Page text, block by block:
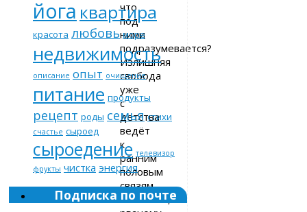
что
под
ними
подразумевается?
Излишняя
свобода
уже
с
детства
ведёт
к
ранним
половым
связям,
болезням,
йога квартира
красота любовь море
недвижимость
описание опыт очищение
питание продукты
рецепт роды семья стихи
счастье сыроед
сыроедение телевизор
фрукты чистка энергия
Подписка по почте